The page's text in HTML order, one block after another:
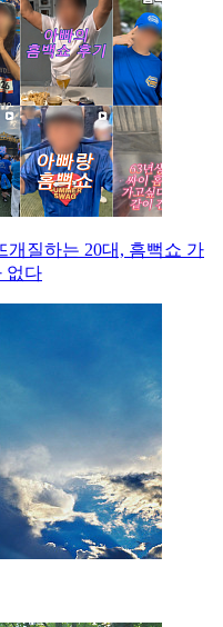
개질하는 20대, 흠뻑쇼 가
없다